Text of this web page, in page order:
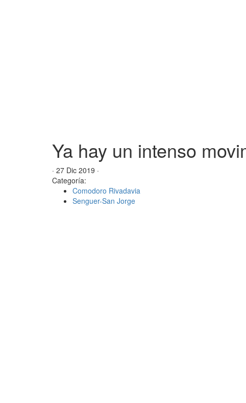
Ya hay un intenso
· 27 Dic 2019 ·
Categoría:
Comodoro Rivadavia
Senguer-San Jorge